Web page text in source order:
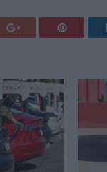
Google+ Pinterest